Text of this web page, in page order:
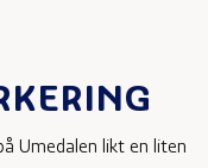
Umedalen likt en liten